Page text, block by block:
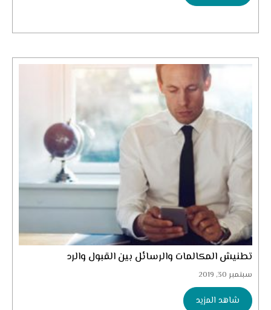
تطنيش المكالمات والرسائل بين القبول والرد
سبتمبر 30, 2019
شاهد المزيد